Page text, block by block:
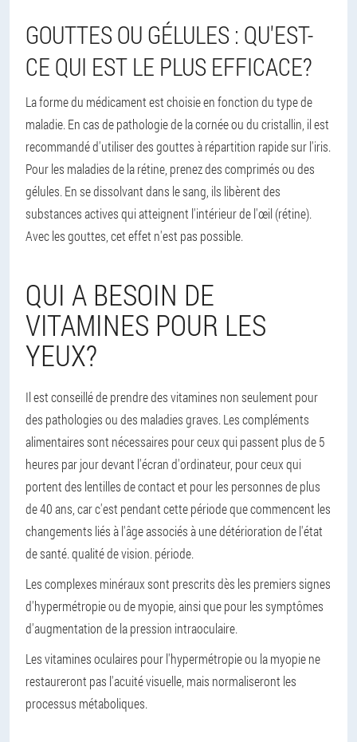
GOUTTES OU GÉLULES : QU'EST-
CE QUI EST LE PLUS EFFICACE?
La forme du médicament est choisie en fonction du type de
maladie. En cas de pathologie de la cornée ou du cristallin, il est
recommandé d'utiliser des gouttes à répartition rapide sur l'iris.
Pour les maladies de la rétine, prenez des comprimés ou des
gélules. En se dissolvant dans le sang, ils libèrent des
substances actives qui atteignent l'intérieur de l'œil (rétine).
Avec les gouttes, cet effet n'est pas possible.
QUI A BESOIN DE
VITAMINES POUR LES
YEUX?
Il est conseillé de prendre des vitamines non seulement pour
des pathologies ou des maladies graves. Les compléments
alimentaires sont nécessaires pour ceux qui passent plus de 5
heures par jour devant l'écran d'ordinateur, pour ceux qui
portent des lentilles de contact et pour les personnes de plus
de 40 ans, car c'est pendant cette période que commencent les
changements liés à l'âge associés à une détérioration de l'état
de santé. qualité de vision. période.
Les complexes minéraux sont prescrits dès les premiers signes
d'hypermétropie ou de myopie, ainsi que pour les symptômes
d'augmentation de la pression intraoculaire.
Les vitamines oculaires pour l'hypermétropie ou la myopie ne
restaureront pas l'acuité visuelle, mais normaliseront les
processus métaboliques.